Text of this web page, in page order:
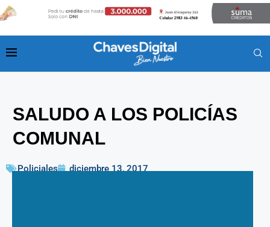
SALUDO A LOS POLICÍAS
COMUNAL
Policiales diciembre 13, 2017